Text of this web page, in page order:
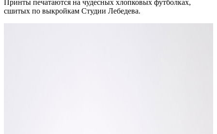
Принты печатаются на чудесных хлопковых футболках,
сшитых по выкройкам Студии Лебедева.